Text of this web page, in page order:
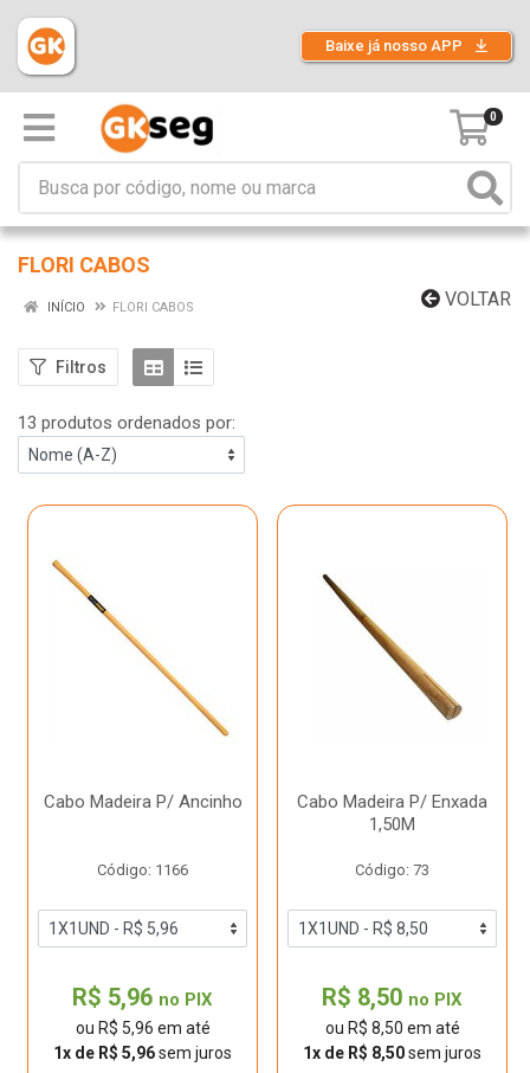
Baixe já nosso APP
0
FLORI CABOS
VOLTAR
INÍCIO FLORI CABOS
Filtros
13 produtos ordenados por:
Cabo Madeira P/ Ancinho
Código: 1166
R$ 5,96 no PIX
ou R$ 5,96 em até
1x de R$ 5,96sem juros
Cabo Madeira P/ Enxada
1,50M
Código: 73
R$ 8,50 no PIX
ou R$ 8,50 em até
1x de R$ 8,50sem juros